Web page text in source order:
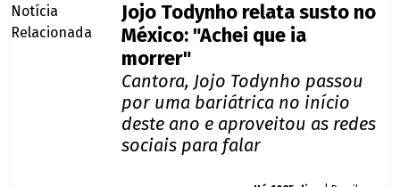
Jojo Todynho relata susto no
México: "Achei que ia
morrer"
Cantora, Jojo Todynho passou
por uma bariátrica no início
deste ano e aproveitou as redes
sociais para falar